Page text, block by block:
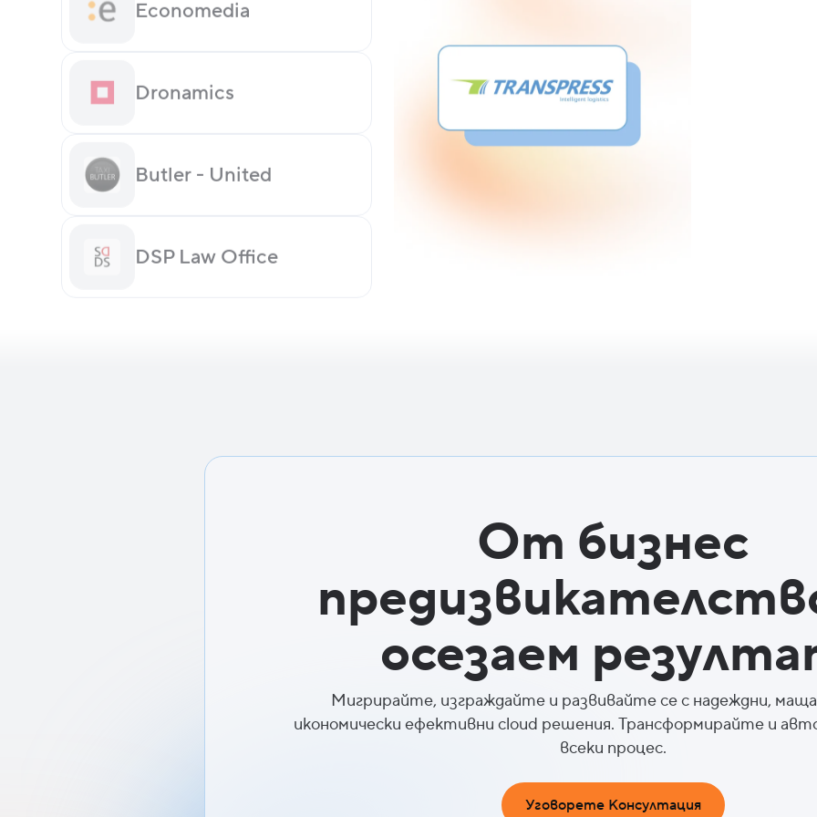
Economedia
Dronamics
Butler - United
DSP Law Office
От бизнес
осезаем
Мигрирайте, изграждайте и развивайте се с надеждни,
икономически ефективни cloud решения. Трансформирайте и
всеки процес.
Уговорете Консултация